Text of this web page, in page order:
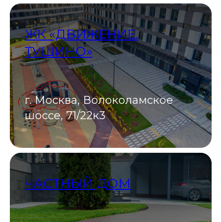
ЖК «ДВИЖЕНИЕ.
ТУШИНО»
г. Москва, Волоколамское
шоссе, 71/22к3
ЧАСТНЫЙ ДОМ